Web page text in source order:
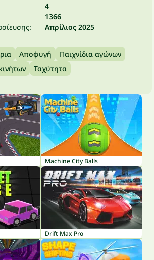
4
1366
Απρίλιος 2025
Αποφυγή
Παιχνίδια αγώνων
Ταχύτητα
Machine City Balls
Drift Max Pro